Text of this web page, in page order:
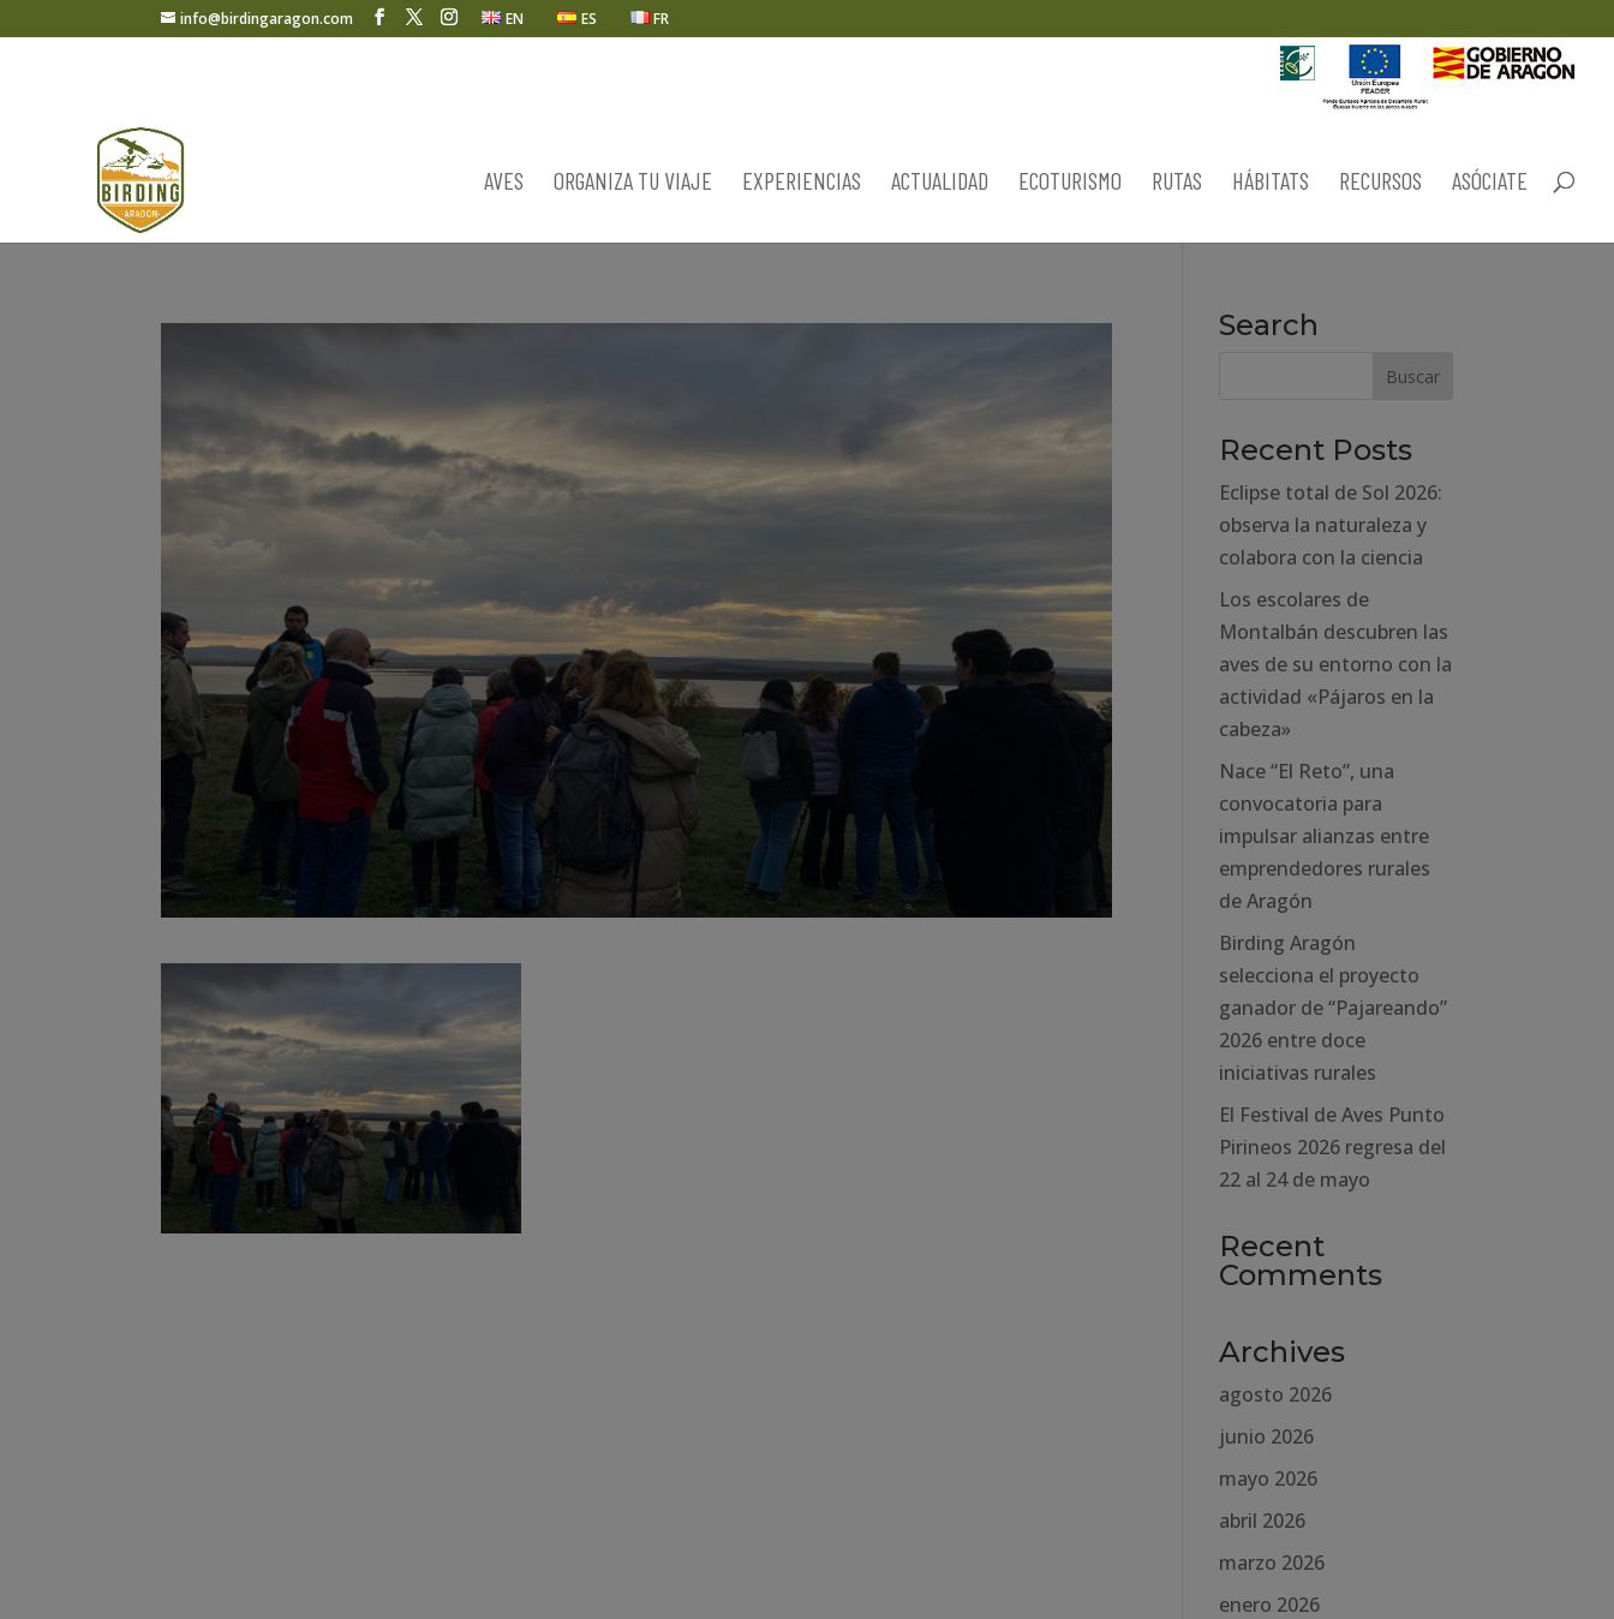
info@birdingaragon.com EN ES FR
AVES ORGANIZA TU VIAJE EXPERIENCIAS ACTUALIDAD ECOTURISMO RUTAS HÁBITATS RECURSOS ASÓCIATE
Search
Recent Posts
Eclipse total de Sol 2026:
observa la naturaleza y
colabora con la ciencia
Los escolares de
Montalbán descubren las
aves de su entorno con la
actividad «Pájaros en la
cabeza»
Nace “El Reto”, una
convocatoria para
impulsar alianzas entre
emprendedores rurales
de Aragón
Birding Aragón
selecciona el proyecto
ganador de “Pajareando”
2026 entre doce
iniciativas rurales
El Festival de Aves Punto
Pirineos 2026 regresa del
22 al 24 de mayo
Recent
Comments
Archives
agosto 2026
junio 2026
mayo 2026
abril 2026
marzo 2026
enero 2026